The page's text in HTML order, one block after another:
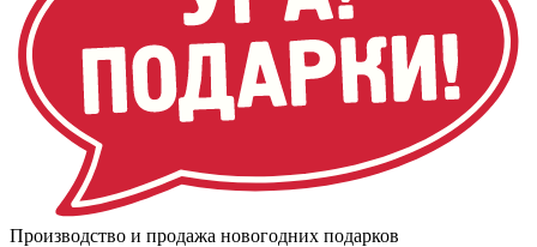
Производство и продажа новогодних подарков